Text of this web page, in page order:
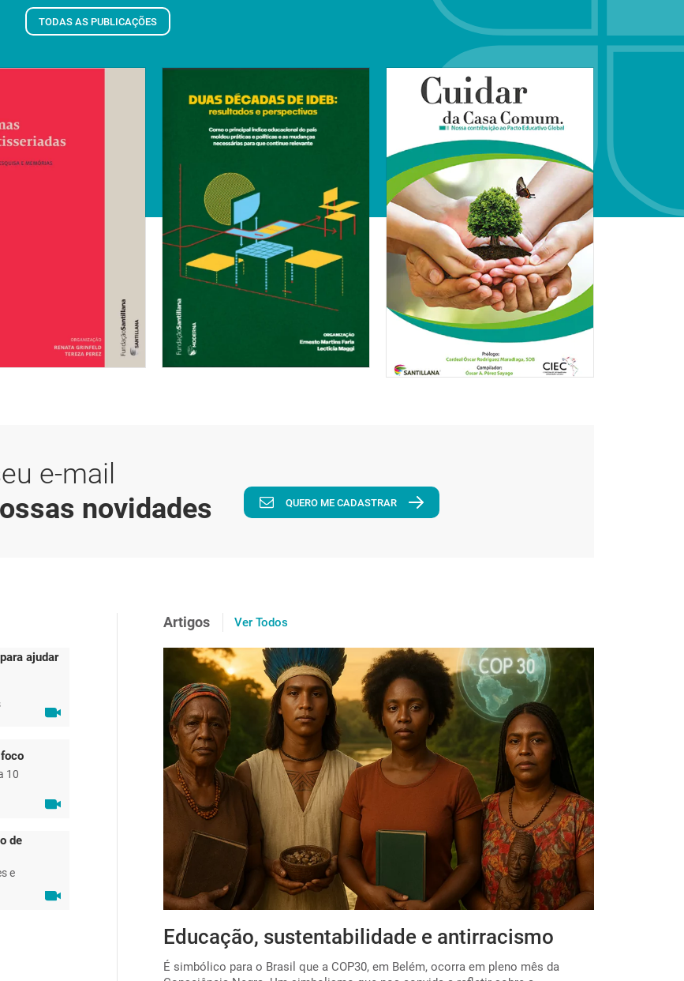
TODAS AS PUBLICAÇÕES
e-mail
novidades
QUERO ME CADASTRAR
ajudar
10
de
e
Artigos Ver Todos
para viabilizar o
Educação, sustentabilidade e antirracismo
É simbólico para o Brasil que a COP30, em Belém, ocorra em pleno mês da